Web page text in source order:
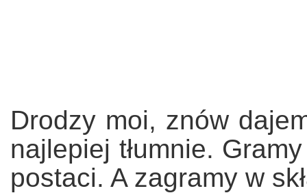
Drodzy moi, znów
najlepiej tłumnie.
postaci. A zagramy w